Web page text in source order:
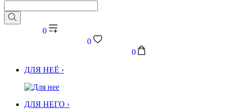
0
0
0
ДЛЯ НЕЁ ›
ДЛЯ НЕГО ›